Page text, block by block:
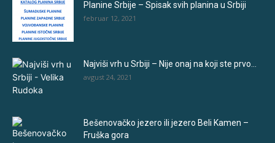
Planine Srbije – Spisak svih planina u Srbiji
februar 12, 2021
Najviši vrh u Srbiji – Nije onaj na koji ste prvo...
avgust 24, 2021
Bešenovačko jezero ili jezero Beli Kamen –
Fruška gora